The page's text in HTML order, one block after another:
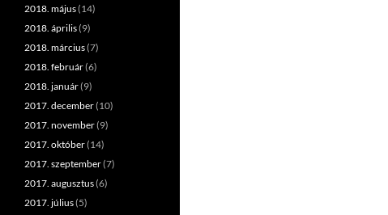
2018. május(14)
2018. április(9)
2018. március(7)
2018. február(6)
2018. január(9)
2017. december(10)
2017. november(9)
2017. október(14)
2017. szeptember(7)
2017. augusztus(6)
2017. július(5)